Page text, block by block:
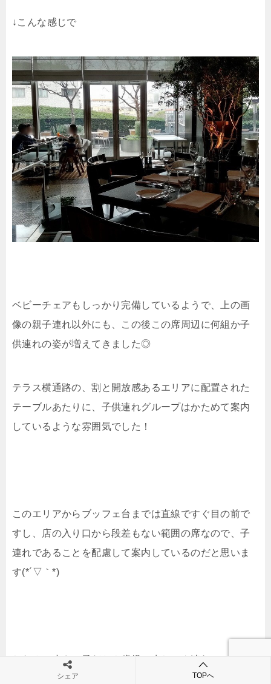
↓こんな感じで
ベビーチェアもしっかり完備しているようで、上の画
像の親子連れ以外にも、この後この席周辺に何組か子
供連れの姿が増えてきました◎
テラス横通路の、割と開放感あるエリアに配置された
テーブルあたりに、子供連れグループはかためて案内
しているような雰囲気でした！
このエリアからブッフェ台までは直線ですぐ目の前で
すし、店の入り口から段差もない範囲の席なので、子
連れであることを配慮して案内しているのだと思いま
す(*´▽｀*)
ちなみに小さい子だと０歳児の赤ちゃん連れのママ同
士、というお客さんも。
シェア TOPへ